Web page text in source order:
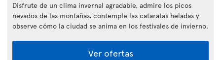
Disfrute de un clima invernal agradable, admire los picos
nevados de las montañas, contemple las cataratas heladas y
observe cómo la ciudad se anima en los festivales de invierno.
Ver ofertas